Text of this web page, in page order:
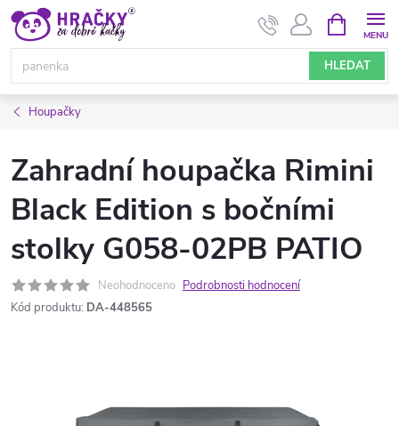
Přejít
obsah
HLEDAT
NÁKUPNÍ
KOŠÍK
Houpačky
Zahradní houpačka Rimini
Black Edition s bočními
stolky G058-02PB PATIO
Neohodnoceno Podrobnosti hodnocení
Kód produktu: DA-448565